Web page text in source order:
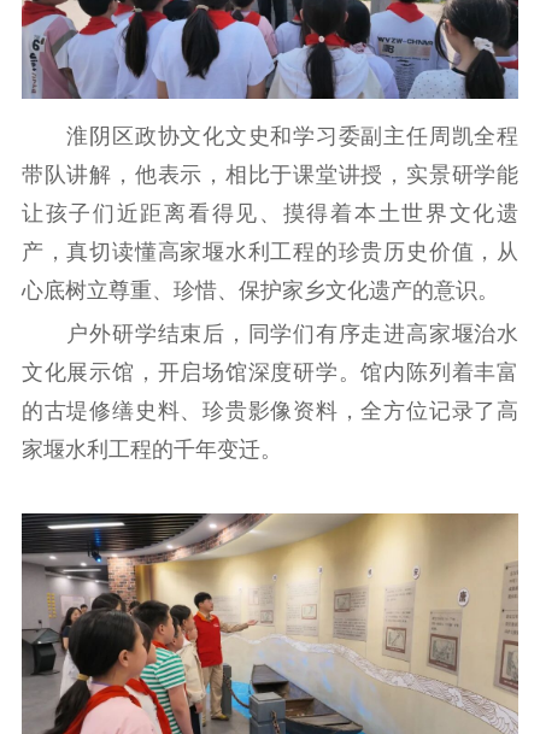
新闻出版
精品出版 全民阅读
出版监管
扫黄打非
电影工作
电影创作 电影市场
机关党建
党建要闻 学习在线
文化人才
紫金人才
数据资源
公共服务
新时代公民素养
提升资源库
新闻出版
政务服务
作品著作权
登记服务
科研创新
服务管理平台
智库服务
管理平台
文艺创作
服务管理
淮阴区政协文化文史和学习委副主任周凯全程
带队讲解，他表示，相比于课堂讲授，实景研学能
让孩子们近距离看得见、摸得着本土世界文化遗
产，真切读懂高家堰水利工程的珍贵历史价值，从
心底树立尊重、珍惜、保护家乡文化遗产的意识。
户外研学结束后，同学们有序走进高家堰治水
文化展示馆，开启场馆深度研学。馆内陈列着丰富
的古堤修缮史料、珍贵影像资料，全方位记录了高
家堰水利工程的千年变迁。